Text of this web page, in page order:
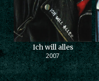
Ich will alles
2007